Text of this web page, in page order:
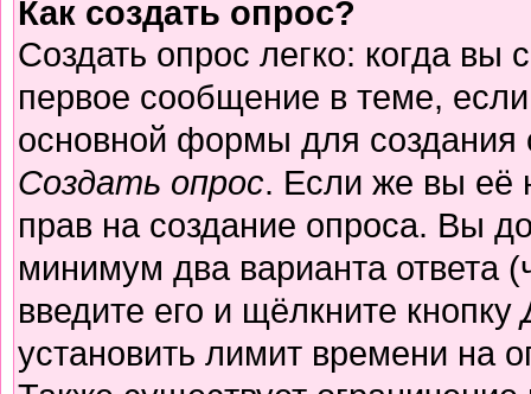
Как создать опрос?
Создать опрос легко: когда вы
первое сообщение в теме,
основной формы для
Создать опрос. Если же вы её
прав на создание опроса. Вы
минимум два варианта ответа
введите его и щёлкните кнопку
установить лимит времени на